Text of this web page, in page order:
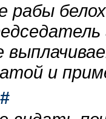
рабы
и
#